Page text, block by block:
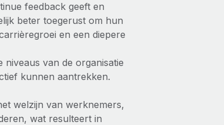
feedback geeft en
beter toegerust om hun
en een diepere
niveaus van de organisatie
kunnen aantrekken.
welzijn van werknemers,
wat resulteert in